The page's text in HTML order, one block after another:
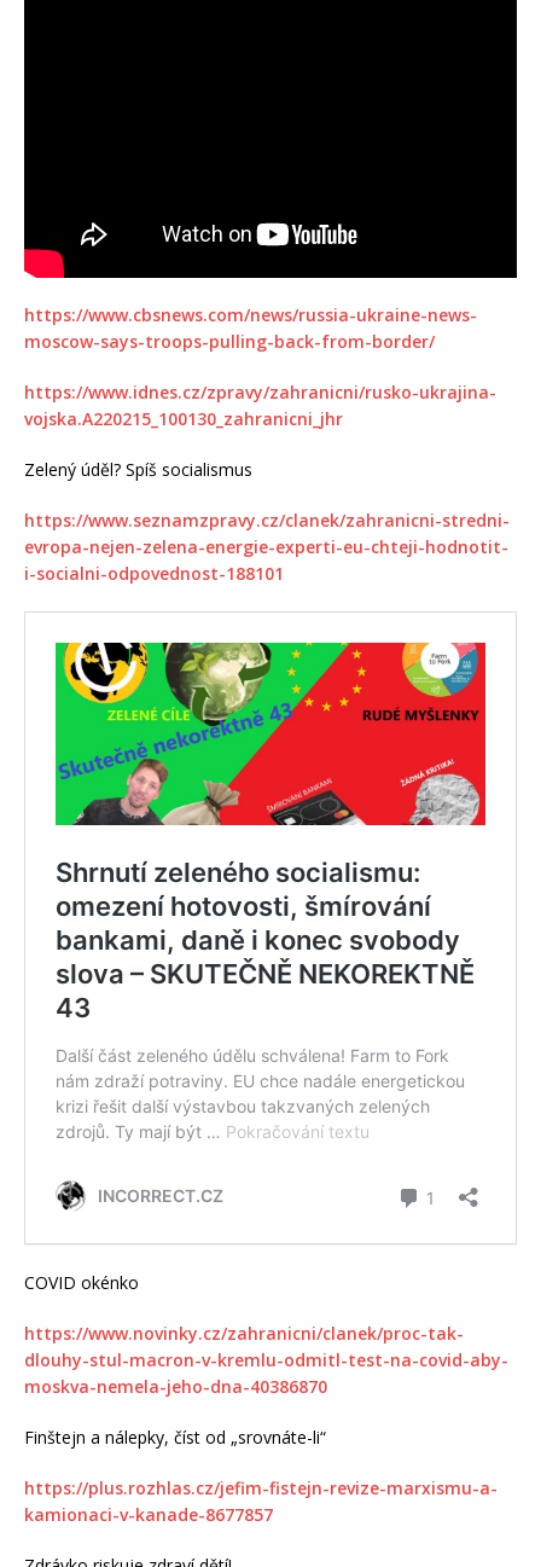
https://www.cbsnews.com/news/russia-ukraine-news-
moscow-says-troops-pulling-back-from-border/
https://www.idnes.cz/zpravy/zahranicni/rusko-ukrajina-
vojska.A220215_100130_zahranicni_jhr
Zelený úděl? Spíš socialismus
https://www.seznamzpravy.cz/clanek/zahranicni-stredni-
evropa-nejen-zelena-energie-experti-eu-chteji-hodnotit-
i-socialni-odpovednost-188101
COVID okénko
https://www.novinky.cz/zahranicni/clanek/proc-tak-
dlouhy-stul-macron-v-kremlu-odmitl-test-na-covid-aby-
moskva-nemela-jeho-dna-40386870
Finštejn a nálepky, číst od „srovnáte-li“
https://plus.rozhlas.cz/jefim-fistejn-revize-marxismu-a-
kamionaci-v-kanade-8677857